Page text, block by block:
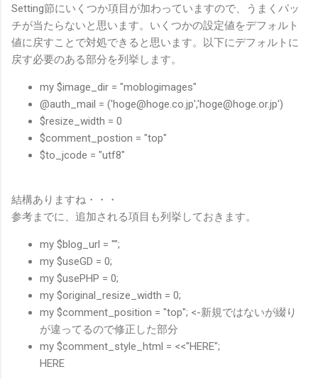
Setting節にいくつか項目が加わっていますので、うまくパッ
チが当たらないと思います。いくつかの設定値をデフォルト
値に戻すことで対処できると思います。以下にデフォルトに
戻す必要のある部分を列挙します。
my $image_dir = "moblogimages"
@auth_mail = ('hoge@hoge.co.jp','hoge@hoge.or.jp')
$resize_width = 0
$comment_postion = "top"
$to_jcode = "utf8"
結構ありますね・・・
参考までに、追加される項目も列挙しておきます。
my $blog_url = "";
my $useGD = 0;
my $usePHP = 0;
my $original_resize_width = 0;
my $comment_position = "top"; <-新規ではないが綴り
が違ってるので修正した部分
my $comment_style_html = <<"HERE";
HERE